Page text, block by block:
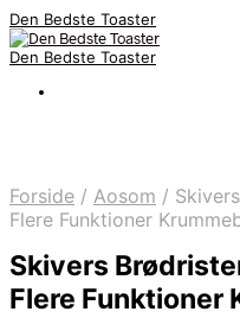
Den Bedste Toaster
Den Bedste Toaster
Forside / Aosom /
Flere Funktioner
Skivers
Flere Funktioner